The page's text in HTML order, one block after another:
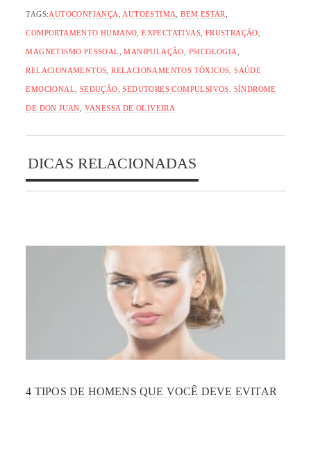
TAGS:AUTOCONFIANÇA AUTOESTIMA ,BEM ESTAR
COMPORTAMENTO HUMANO ,EXPECTATIVAS FRUSTRAÇÃO
MAGNETISMO PESSOAL ,MANIPULAÇÃO PSICOLOGIA
RELACIONAMENTOS ,RELACIONAMENTOS TÓXICOS ,SAÚDE
EMOCIONAL SEDUÇÃO ,SEDUTORES COMPULSIVOS SÍNDROME
DE DON JUAN VANESSA DE OLIVEIRA
DICAS RELACIONADAS
4 TIPOS DE HOMENS QUE VOCÊ DEVE EVITAR